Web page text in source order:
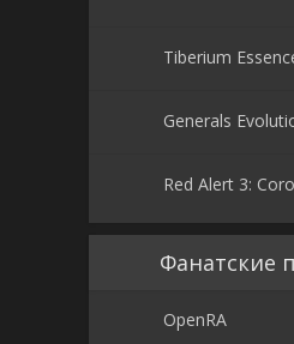
Tiberium
Generals
Red Alert 3:
Фанатские
OpenRA